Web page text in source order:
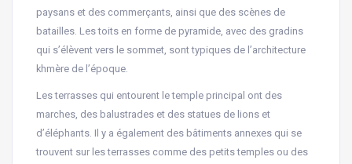
paysans et des commerçants, ainsi que des scènes de
batailles. Les toits en forme de pyramide, avec des gradins
qui s’élèvent vers le sommet, sont typiques de l’architecture
khmère de l’époque.
Les terrasses qui entourent le temple principal ont des
marches, des balustrades et des statues de lions et
d’éléphants. Il y a également des bâtiments annexes qui se
trouvent sur les terrasses comme des petits temples ou des